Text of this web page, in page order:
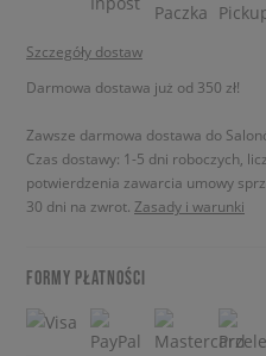
Szczegóły dostaw
Darmowa dostawa już od 350 zł!
Zawsze darmowa dostawa do
Czas dostawy: 1-5 dni roboczych,
potwierdzenia zawarcia umowy
30 dni na zwrot. Zasady i warunki
FORMY PŁATNOŚCI